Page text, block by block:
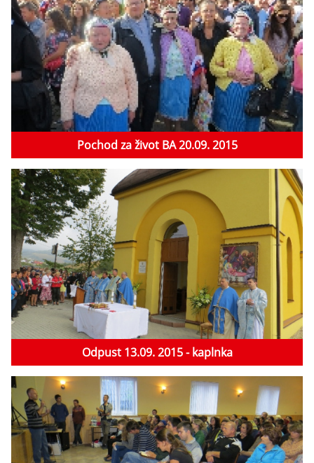
Pochod za život BA 20.09. 2015
Odpust 13.09. 2015 - kaplnka